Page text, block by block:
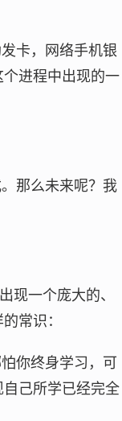
卡，网络手机银
进程中出现的一
那么未来呢？我
现一个庞大的、
常识：
你终身学习，可
己所学已经完全